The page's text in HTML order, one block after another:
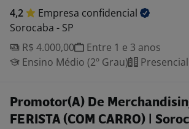
4,2 Empresa confidencial
Sorocaba - SP
R$ 4.000,00
Entre 1 e 3 anos
Ensino Médio (2º Grau)
Presencial
Promotor(A) De
FERISTA (COM CARRO) |